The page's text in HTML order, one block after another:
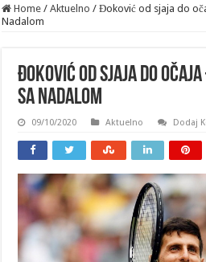
Home / Aktuelno / Đoković od sjaja do
Nadalom
Đoković od sjaja do
sa Nadalom
09/10/2020 Aktuelno Dodaj